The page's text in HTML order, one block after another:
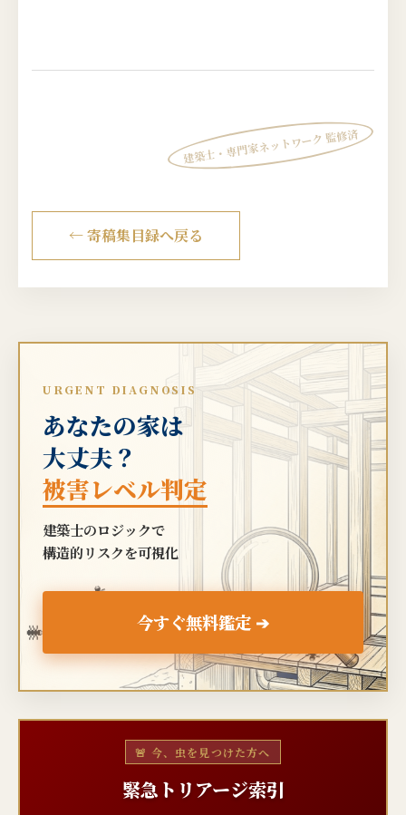
建築士・専門家ネットワーク 監修済
← 寄稿集目録へ戻る
URGENT DIAGNOSIS
あなたの家は
大丈夫？
被害レベル判定
建築士のロジックで
構造的リスクを可視化
今すぐ無料鑑定 ➔
🐜
🐜
🐜
🚨 今、虫を見つけた方へ
緊急トリアージ索引